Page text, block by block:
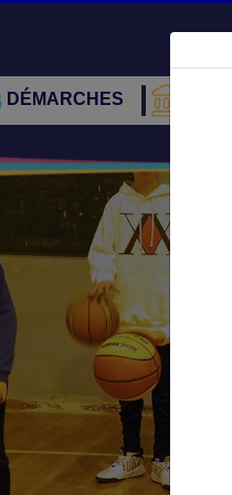
DÉMARCHES